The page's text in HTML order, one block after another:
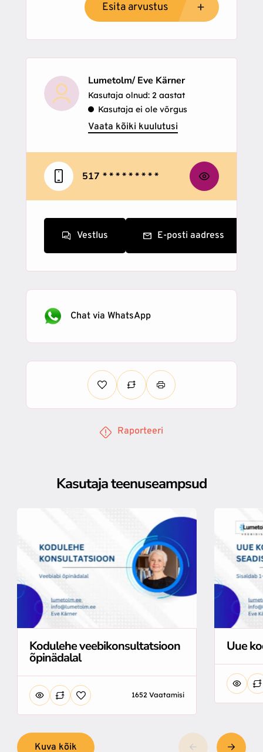
Esita arvustus
Lumetolm/ Eve Kärner
Kasutaja olnud: 2 aastat
Kasutaja ei ole võrgus
Vaata kõiki kuulutusi
517 * * * * * * * * *
Vestlus E-posti aadress
Chat via WhatsApp
Raporteeri
Kasutaja teenuseampsud
Kodulehe veebikonsultatsioon
õpinädalal
1652 Vaatamisi
Uue
Kuva kõik